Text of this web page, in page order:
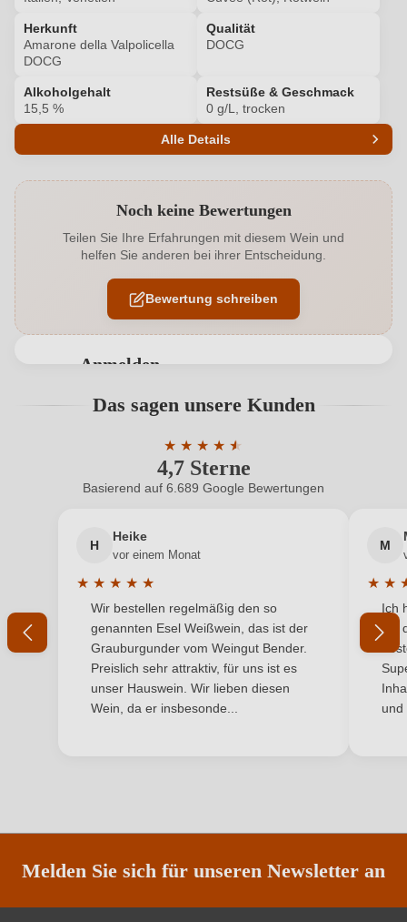
Herkunft
Amarone della Valpolicella
DOCG
Qualität
DOCG
Alkoholgehalt
15,5 %
Restsüße & Geschmack
0 g/L, trocken
Alle Details
Alkoholgehalt in % 15,5 %
Allergene Enthält Sulfite
Ausbau Großes Holzfass
Jahrgang 2015
Land Italien
DOCG
Säuregehalt in g/L
Traubenfarbe Rot
Noch keine Bewertungen
Teilen Sie Ihre Erfahrungen mit diesem Wein und
helfen Sie anderen bei ihrer Entscheidung.
Bewertung schreiben
Anmelden
Benutzern abgegeben werden. Bitte loggen Sie sich
Neuer Kunde? Neuer Kunde?
Ihre E-Mail-Adresse
Ihr Passwort
Ich habe mein Passwort vergessen
Das sagen unsere Kunden
4,7 Sterne
★ ★ ★ ★ ★
★
Durchschnittliche Bewertung von 4.7
Basierend auf 6.689 Google Bewertungen
H
Heike
vor einem Monat
★ ★ ★ ★ ★
Durchschnittliche Bewertung von 5 von 5 Sternen
Wir bestellen regelmäßig den so
genannten Esel Weißwein, das ist der
Grauburgunder vom Weingut Bender.
Preislich sehr attraktiv, für uns ist es
unser Hauswein. Wir lieben diesen
Wein, da er insbesonde...
M
★ ★
Ich
mit
und
Melden Sie sich für unseren Newsletter an